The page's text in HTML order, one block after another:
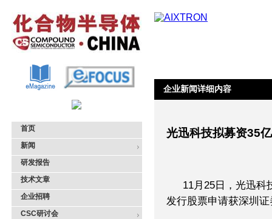
首页
新闻
研发报告
技术文章
企业招聘
CSC研讨会
企业新闻详细内容
光迅科技拟募资35
11月25日，光迅科
发行股票申请获深圳